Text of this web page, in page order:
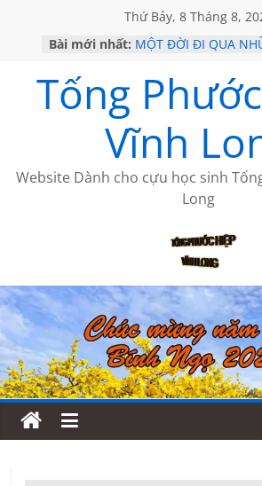
Thứ Bảy, 8 Tháng 8,
Bài mới nhất: MỘT ĐỜI ĐI QUA
KHÔNG ĐỀ 19 CỦA
CHÙM THƠ CỦA
GIÃ TỪ ĐÀ LẠT của
HỌC SỬ HỒI XƯA
Tống
Vĩnh
Website Dành cho cựu học sinh
Long